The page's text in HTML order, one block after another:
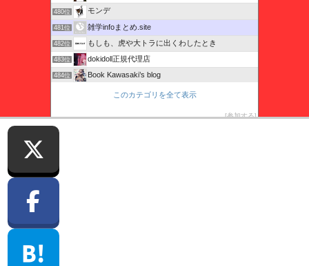
480位 モンデ
481位 雑学infoまとめ.site
482位 もしも、虎や大トラに出くわしたとき
483位 dokidoll正規代理店
484位 Book Kawasaki’s blog
CapyBlog〜カピバラと学ぶ人生幸福論〜
このカテゴリを全て表示
参加する